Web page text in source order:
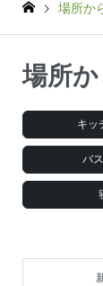
場所か
場所
キッ
バ